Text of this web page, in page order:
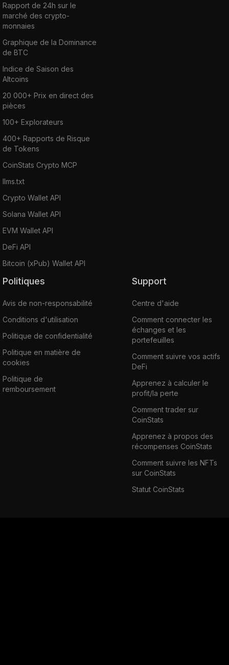
Rapport de 24h sur le
marché des crypto-
monnaies
Graphique de la Dominance
de BTC
Indice de Saison des
Altcoins
20 000+ Prix en direct des
pièces
100+ Explorateurs
400+ Rapports de Risque
de Tokens
CoinStats Crypto MCP
llms.txt
Crypto Wallet API
Solana Wallet API
EVM Wallet API
DeFi API
Bitcoin (xPub) Wallet API
Politiques
Avis de non-responsabilité
Conditions d'utilisation
Politique de confidentialité
Politique en matière de
cookies
Politique de
remboursement
Support
Centre d'aide
Comment connecter les
échanges et les
portefeuilles
Comment suivre vos actifs
DeFi
Apprenez à calculer le
profit/la perte
Comment trader sur
CoinStats
Apprenez à propos des
récompenses CoinStats
Comment suivre les NFTs
sur CoinStats
Statut CoinStats